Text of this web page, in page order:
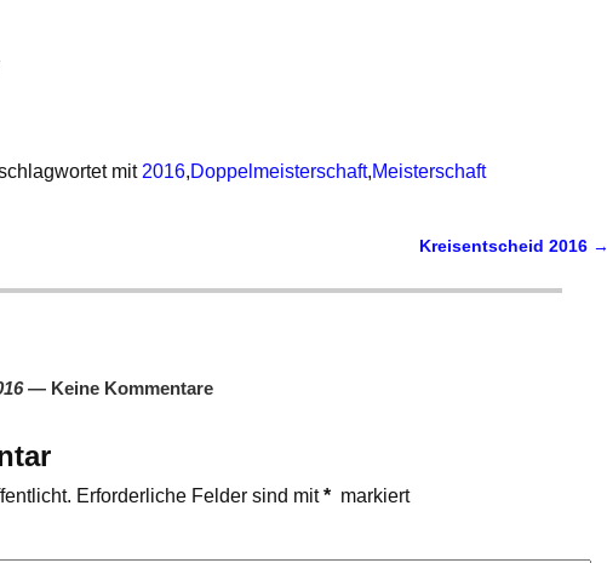
mit 2016,Doppelmeisterschaft,Meisterschaft
Kreisentscheid 2016 →
— Keine Kommentare
Erforderliche Felder sind mit* markiert